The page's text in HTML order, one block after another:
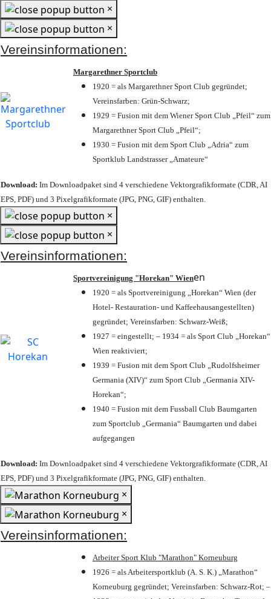
×
×
Vereinsinformationen:
Margarethner Sportclub
1920 = als Margarethner Sport Club gegründet;
Vereinsfarben: Grün-Schwarz;
1929 = Fusion mit dem Wiener Sport Club „Pfeil“ zum
Margarethner Sport Club „Pfeil“;
1930 = Fusion mit dem Sport Club „Adria“ zum
Sportklub Landstrasser „Amateure“
Download: Im Downloadpaket sind 4 verschiedene Vektorgrafikformate (CDR, AI
EPS, PDF) und 3 Pixelgrafikformate (JPG, PNG, GIF) enthalten.
×
×
Vereinsinformationen:
Sportvereinigung "Horekan" Wienen
1920 = als Sportvereinigung „Horekan“ Wien (der
Hotel- Restauration- und Kaffeehausangestellten)
gegründet; Vereinsfarben: Schwarz-Weiß;
1927 = eingestellt; – 1934 = als Sport Club „Horekan“
Wien reaktiviert;
1939 = Fusion mit dem Sport Club „Rudolfsheimer
Germania (XIV)“ zum Sport Club „Germania XIV-
Horekan“;
1940 = Fusion mit dem Fussball Club Baumgarten
zum Sportclub „Germania“ Baumgarten und dabei
aufgegangen
Download: Im Downloadpaket sind 4 verschiedene Vektorgrafikformate (CDR, AI
EPS, PDF) und 3 Pixelgrafikformate (JPG, PNG, GIF) enthalten.
×
×
Vereinsinformationen:
Arbeiter Sport Klub "Marathon" Korneuburg
1926 = als Arbeitersportklub (A. S. K.) „Marathon“
Korneuburg gegründet; Vereinsfarben: Schwarz-Rot; –